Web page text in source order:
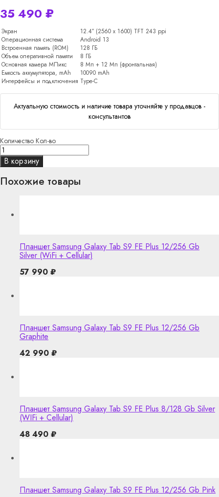
35 490 ₽
Экран
12.4″ (2560 x 1600) TFT 243 ppi
Операционная система
Android 13
Встроенная память (ROM)
128 ГБ
Объем оперативной памяти
8 ГБ
Основная камера МПикс
8 Мп + 12 Мп (фронтальная)
Емкость аккумулятора, mAh
10090 mAh
Интерфейсы и подключения Type-C
Актуальную стоимость и наличие товара уточняйте у продавцов -
консультантов
Количество Кол-во
В корзину
Похожие товары
Планшет Samsung Galaxy Tab S9 FE Plus 12/256 Gb
Silver (WiFi + Cellular)
57 990 ₽
Планшет Samsung Galaxy Tab S9 FE Plus 12/256 Gb
Graphite
42 990 ₽
Планшет Samsung Galaxy Tab S9 FE Plus 8/128 Gb Silver
(WIFi + Cellular)
48 490 ₽
Планшет Samsung Galaxy Tab S9 FE Plus 12/256 Gb Pink